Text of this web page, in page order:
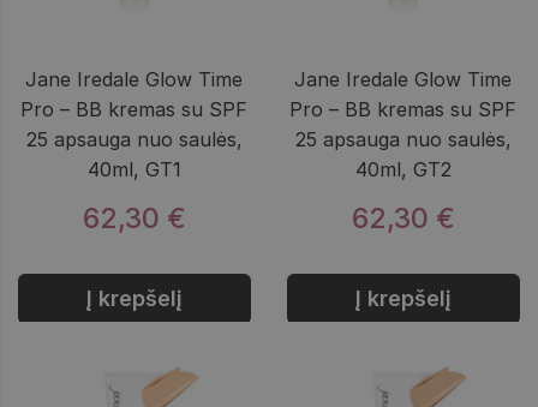
Jane Iredale Glow Time
Pro – BB kremas su SPF
25 apsauga nuo saulės,
40ml, GT1
62,30 €
Į krepšelį
Jane Iredale Glow Time
Pro – BB kremas su SPF
25 apsauga nuo saulės,
40ml, GT2
62,30 €
Į krepšelį